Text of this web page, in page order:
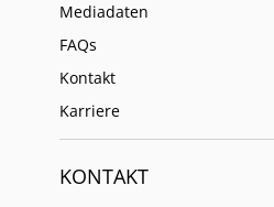
Mediadaten
FAQs
Kontakt
Karriere
KONTAKT